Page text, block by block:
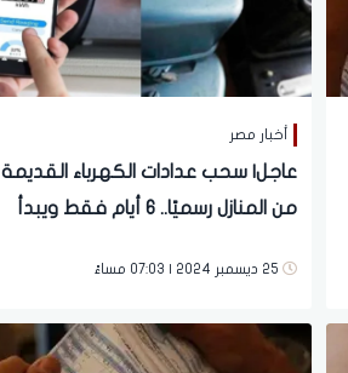
أخبار مصر
عاجل| سحب عدادات الكهرباء القديمة
من المنازل رسميًا.. 6 أيام فقط ويبدأ
25 ديسمبر 2024 | 07:03 مساءً